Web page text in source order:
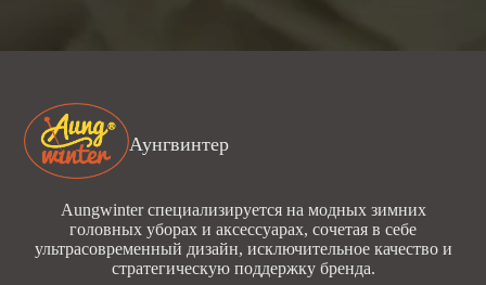
Аунгвинтер
Aungwinter специализируется на модных зимних
головных уборах и аксессуарах, сочетая в себе
ультрасовременный дизайн, исключительное качество и
стратегическую поддержку бренда.